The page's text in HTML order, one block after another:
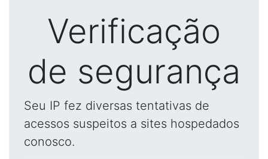
Verificação
de segurança
Seu IP fez diversas tentativas de
acessos suspeitos a sites hospedados
conosco.